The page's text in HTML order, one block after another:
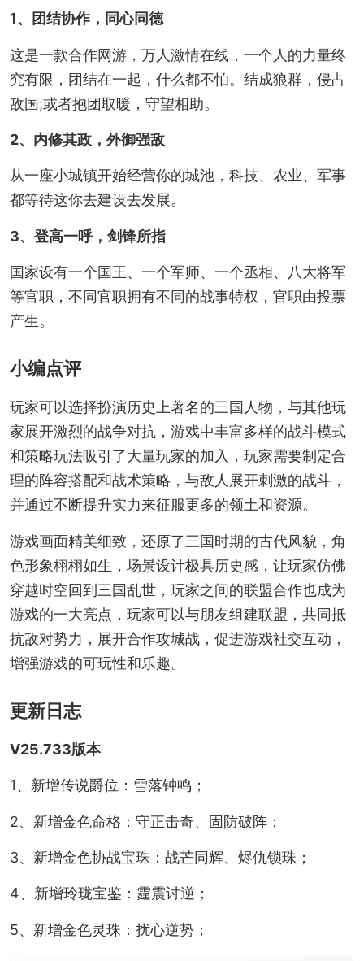
1、团结协作，同心同德
这是一款合作网游，万人激情在线，一个人的力量终
究有限，团结在一起，什么都不怕。结成狼群，侵占
敌国;或者抱团取暖，守望相助。
2、内修其政，外御强敌
从一座小城镇开始经营你的城池，科技、农业、军事
都等待这你去建设去发展。
3、登高一呼，剑锋所指
国家设有一个国王、一个军师、一个丞相、八大将军
等官职，不同官职拥有不同的战事特权，官职由投票
产生。
小编点评
玩家可以选择扮演历史上著名的三国人物，与其他玩
家展开激烈的战争对抗，游戏中丰富多样的战斗模式
和策略玩法吸引了大量玩家的加入，玩家需要制定合
理的阵容搭配和战术策略，与敌人展开刺激的战斗，
并通过不断提升实力来征服更多的领土和资源。
游戏画面精美细致，还原了三国时期的古代风貌，角
色形象栩栩如生，场景设计极具历史感，让玩家仿佛
穿越时空回到三国乱世，玩家之间的联盟合作也成为
游戏的一大亮点，玩家可以与朋友组建联盟，共同抵
抗敌对势力，展开合作攻城战，促进游戏社交互动，
增强游戏的可玩性和乐趣。
更新日志
V25.733版本
1、新增传说爵位：雪落钟鸣；
2、新增金色命格：守正击奇、固防破阵；
3、新增金色协战宝珠：战芒同辉、烬仇锁珠；
4、新增玲珑宝鉴：霆震讨逆；
5、新增金色灵珠：扰心逆势；